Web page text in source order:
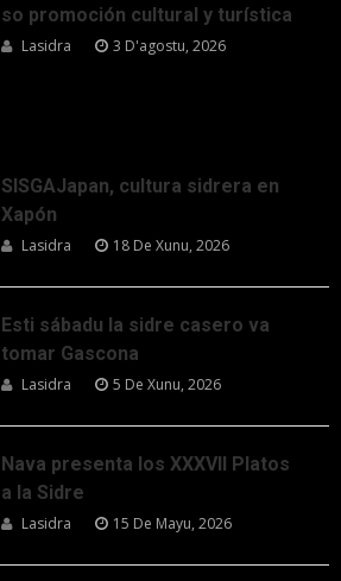
so promoción cultural y turística
Lasidra 3 D'agostu, 2026
SISGAJapan, cultura sidrera en
Xapón
Lasidra 18 De Xunu, 2026
Esti sábadu la sidre casero va
tomar Gascona
Lasidra 5 De Xunu, 2026
Nava presenta los XXXVII Platos
a la Sidre
Lasidra 15 De Mayu, 2026